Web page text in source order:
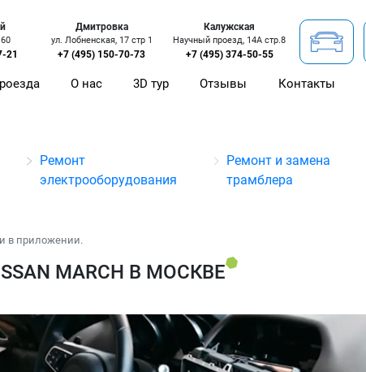
21
Дмитровка
ул. Лобненская, 17 стр 1
+7 (495) 150-70-73
Калужская
Научный проезд, 14А стр.8
+7 (495) 374-50-55
О нас 3D тур Отзывы Контакты
Ремонт
электрооборудования
Ремонт и замена
трамблера
в приложении.
MARCH В МОСКВЕ